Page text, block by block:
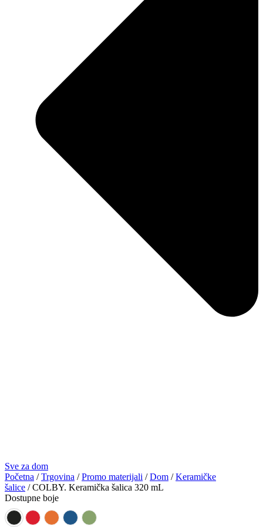
Sve za dom
Početna /Trgovina /Promo materijali /Dom /Keramičke
šalice / COLBY. Keramička šalica 320 mL
Dostupne boje